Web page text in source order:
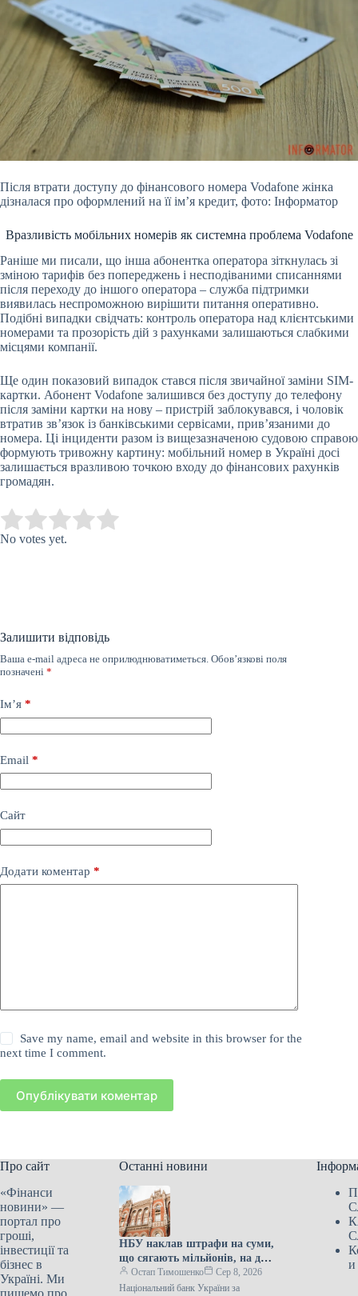
Після втрати доступу до фінансового номера Vodafone жінка
дізналася про оформлений на її ім’я кредит, фото: Інформатор
Вразливість мобільних номерів як системна проблема Vodafone
Раніше ми писали, що інша абонентка оператора зіткнулась зі
зміною тарифів без попереджень і несподіваними списаннями
після переходу до іншого оператора – служба підтримки
виявилась неспроможною вирішити питання оперативно.
Подібні випадки свідчать: контроль оператора над клієнтськими
номерами та прозорість дій з рахунками залишаються слабкими
місцями компанії.
Ще один показовий випадок стався після звичайної заміни SIM-
картки. Абонент Vodafone залишився без доступу до телефону
після заміни картки на нову – пристрій заблокувався, і чоловік
втратив зв’язок із банківськими сервісами, прив’язаними до
номера. Ці інциденти разом із вищезазначеною судовою справою
формують тривожну картину: мобільний номер в Україні досі
залишається вразливою точкою входу до фінансових рахунків
громадян.
Rate this item:
No votes yet.
Залишити відповідь
Ваша e-mail адреса не оприлюднюватиметься. Обов’язкові поля
позначені *
Ім’я *
Email *
Сайт
Додати коментар *
Save my name, email and website in this browser for the
next time I comment.
Опублікувати коментар
Про сайт
«Фінанси
новини» —
портал про
гроші,
інвестиції та
бізнес в
Україні. Ми
Останні новини
НБУ наклав штрафи на суми,
що сягають мільйонів, на два
банки та 19 фінансових
установ через недотримання
Остап Тимошенко
Сер 8, 2026
Національний банк України за
и